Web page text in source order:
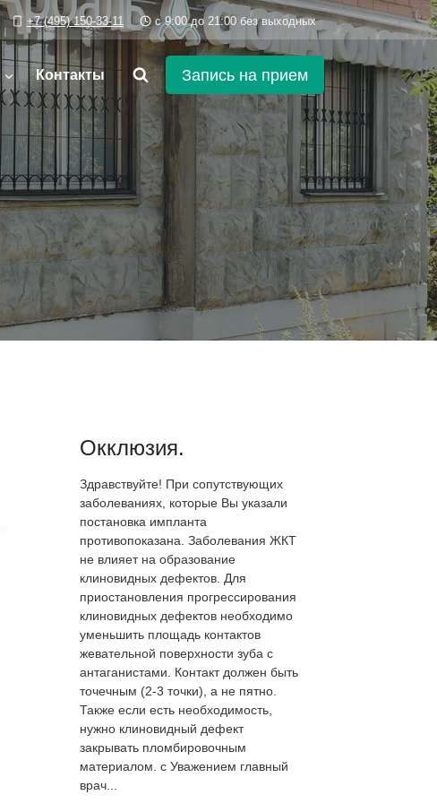
+7 (495) 150-33-11 c 9:00 до 21:00 без выходных
Контакты Запись на прием
Окклюзия.
Здравствуйте! При сопутствующих
заболеваниях, которые Вы указали
постановка импланта
противопоказана. Заболевания ЖКТ
не влияет на образование
клиновидных дефектов. Для
приостановления прогрессирования
клиновидных дефектов необходимо
уменьшить площадь контактов
жевательной поверхности зуба с
антаганистами. Контакт должен быть
точечным (2-3 точки), а не пятно.
Также если есть необходимость,
нужно клиновидный дефект
закрывать пломбировочным
материалом. с Уважением главный
врач...